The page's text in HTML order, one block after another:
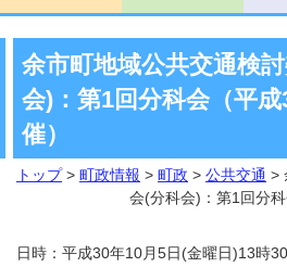
余市町地域公共交通検
会)：第1回分科会（平
催）
トップ> 町政情報 > 町政 > 公共交通 >
会(分科会)：第1回分
日時：平成30年10月5日(金曜日)13時